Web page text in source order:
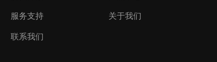
服务支持 关于我们
联系我们